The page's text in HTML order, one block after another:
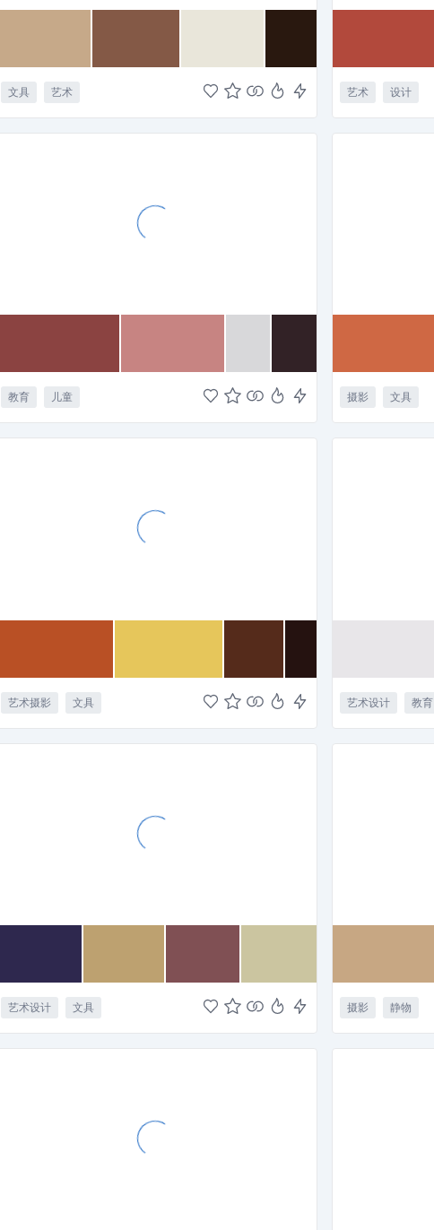
文具 艺术 艺术 设计
教育 儿童 摄影 文具
艺术摄影 文具 艺术设计 教育
艺术设计 文具 摄影 静物